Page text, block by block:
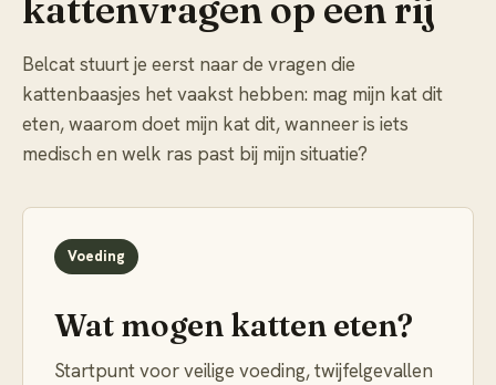
kattenvragen op een rij
Belcat stuurt je eerst naar de vragen die
kattenbaasjes het vaakst hebben: mag mijn kat dit
eten, waarom doet mijn kat dit, wanneer is iets
medisch en welk ras past bij mijn situatie?
Voeding
Wat mogen katten eten?
Startpunt voor veilige voeding, twijfelgevallen